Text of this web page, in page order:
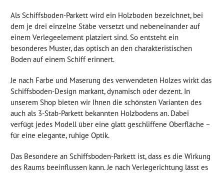
Als Schiffsboden-Parkett wird ein Holzboden bezeichnet, bei
dem je drei einzelne Stäbe versetzt und nebeneinander auf
einem Verlegeelement platziert sind. So entsteht ein
besonderes Muster, das optisch an den charakteristischen
Boden auf einem Schiff erinnert.
Je nach Farbe und Maserung des verwendeten Holzes wirkt das
Schiffsboden-Design markant, dynamisch oder dezent. In
unserem Shop bieten wir Ihnen die schönsten Varianten des
auch als 3-Stab-Parkett bekannten Holzbodens an. Dabei
verfügt jedes Modell über eine glatt geschliffene Oberfläche –
für eine elegante, ruhige Optik.
Das Besondere an Schiffsboden-Parkett ist, dass es die Wirkung
des Raums beeinflussen kann. Je nach Verlegerichtung lässt es